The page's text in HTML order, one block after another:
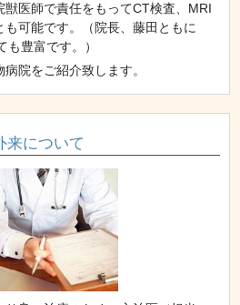
獣医師で責任をもってCT検査、MRI
可能です。（院長、藤田ともに
豊富です。）
院をご紹介致します。
来について